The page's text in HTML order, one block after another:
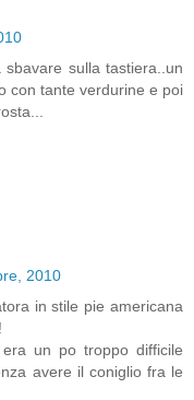
sulla tastiera..un
con tante verdurine e poi
2010
in stile pie americana
un po troppo difficile
avere il coniglio fra le